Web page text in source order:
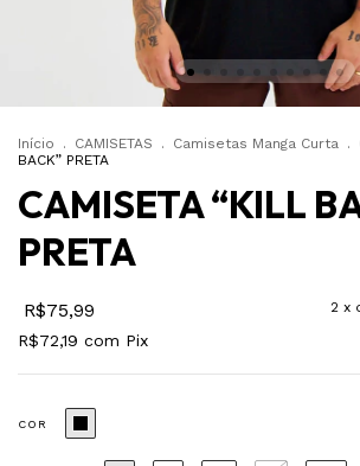
Início . CAMISETAS . Camisetas Manga Curta .
BACK” PRETA
CAMISETA “KILL
PRETA
R$75,99 2 x
R$72,19 com Pix
COR